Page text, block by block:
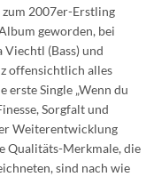
2007er-Erstling
geworden, bei
Viechtl (Bass) und
offensichtlich alles
erste Single „Wenn du
Sorgfalt und
Weiterentwicklung
Qualitäts-Merkmale, die
sind nach wie